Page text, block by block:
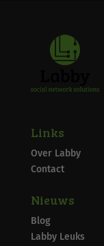
Links
Over Labby
Contact
Nieuws
Blog
Labby Leuks